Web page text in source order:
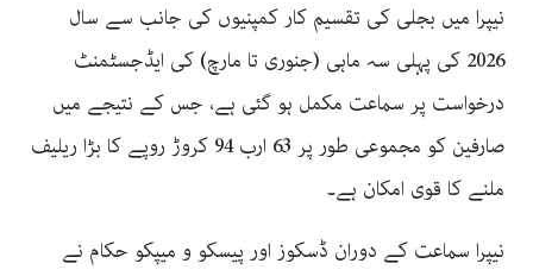
نیپرا میں بجلی کی تقسیم کار کمپنیوں کی جانب سے سال
2026 کی پہلی سہ ماہی (جنوری تا مارچ) کی ایڈجسٹمنٹ
درخواست پر سماعت مکمل ہو گئی ہے، جس کے نتیجے میں
صارفین کو مجموعی طور پر 63 ارب 94 کروڑ روپے کا بڑا ریلیف
ملنے کا قوی امکان ہے۔
نیپرا سماعت کے دوران ڈسکوز اور پیسکو و میپکو حکام نے